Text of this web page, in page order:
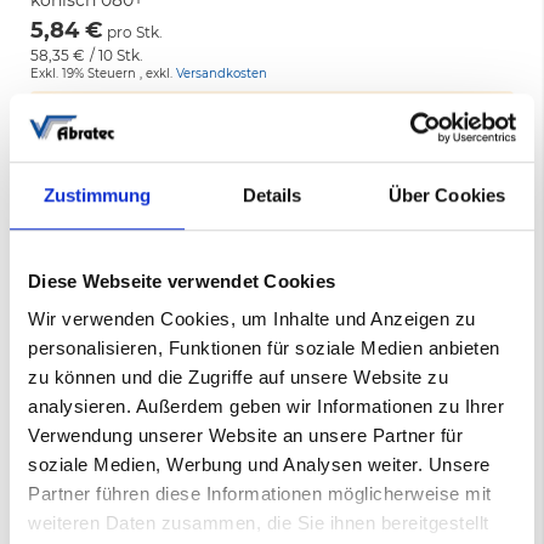
Zustimmung Details Über Cookies
Diese Webseite verwendet Cookies
Wir verwenden Cookies, um Inhalte und Anzeigen zu
personalisieren, Funktionen für soziale Medien anbieten
zu können und die Zugriffe auf unsere Website zu
analysieren. Außerdem geben wir Informationen zu Ihrer
Verwendung unserer Website an unsere Partner für
soziale Medien, Werbung und Analysen weiter. Unsere
Partner führen diese Informationen möglicherweise mit
weiteren Daten zusammen, die Sie ihnen bereitgestellt
5,84 € pro Stk.
58,35 € / 10 Stk.
Exkl. 19% Steuern , exkl. Versandkosten
Art.-Nr.: 001541021